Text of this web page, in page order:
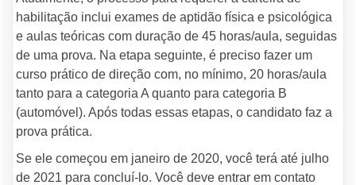
habilitação inclui exames de aptidão física e psicológica
e aulas teóricas com duração de 45 horas/aula, seguidas
de uma prova. Na etapa seguinte, é preciso fazer um
curso prático de direção com, no mínimo, 20 horas/aula
tanto para a categoria A quanto para categoria B
(automóvel). Após todas essas etapas, o candidato faz a
prova prática.
Se ele começou em janeiro de 2020, você terá até julho
de 2021 para concluí-lo. Você deve entrar em contato